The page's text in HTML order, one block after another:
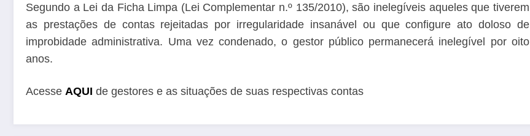
Segundo a Lei da Ficha Limpa (Lei Complementar n.º 135/2010), são inelegíveis aqueles que tiverem
as prestações de contas rejeitadas por irregularidade insanável ou que configure ato doloso de
improbidade administrativa. Uma vez condenado, o gestor público permanecerá inelegível por oito
anos.
Acesse AQUI de gestores e as situações de suas respectivas contas